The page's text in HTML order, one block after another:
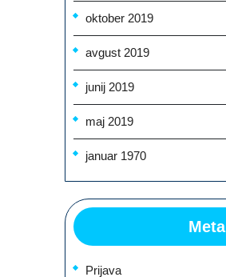
oktober 2019
avgust 2019
junij 2019
maj 2019
januar 1970
Meta
Prijava